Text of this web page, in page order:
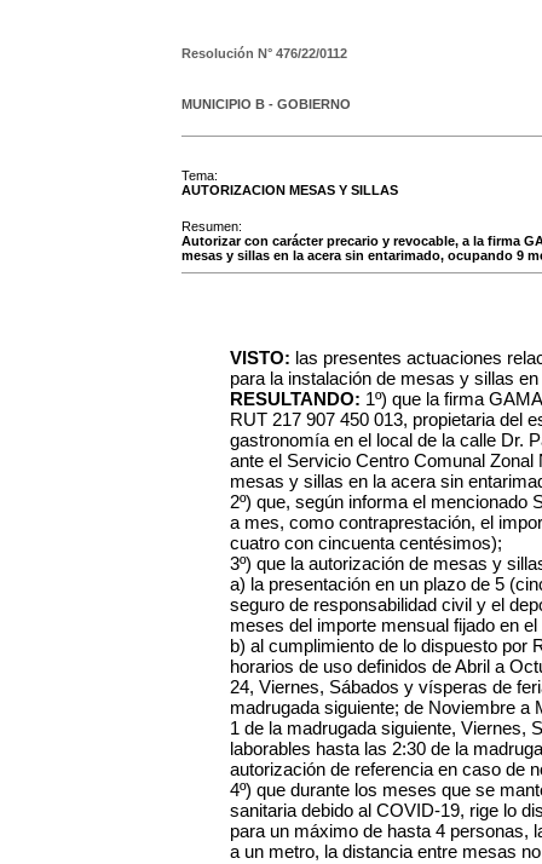
Resolución N° 476/22/0112
MUNICIPIO B - GOBIERNO
Tema:
AUTORIZACION MESAS Y SILLAS
Resumen:
Autorizar con carácter precario y revocable, a la firma
mesas y sillas en la acera sin entarimado, ocupando 9
VISTO: las presentes actuaciones
para la instalación de mesas y sillas
RESULTANDO: 1º) que la firma
RUT 217 907 450 013, propietaria del
gastronomía en el local de la calle Dr.
ante el Servicio Centro Comunal Zonal
mesas y sillas en la acera sin
2º) que, según informa el mencionado
a mes, como contraprestación, el
cuatro con cincuenta centésimos);
3º) que la autorización de mesas y
a) la presentación en un plazo de 5
seguro de responsabilidad civil y el
meses del importe mensual fijado en
b) al cumplimiento de lo dispuesto por
horarios de uso definidos de Abril a
24, Viernes, Sábados y vísperas de
madrugada siguiente; de Noviembre
1 de la madrugada siguiente, Viernes,
laborables hasta las 2:30 de la
autorización de referencia en caso de
4º) que durante los meses que se
sanitaria debido al COVID-19, rige lo
para un máximo de hasta 4 personas,
a un metro, la distancia entre mesas